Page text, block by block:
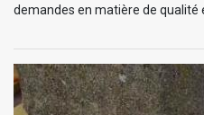
demandes en matière de qualité